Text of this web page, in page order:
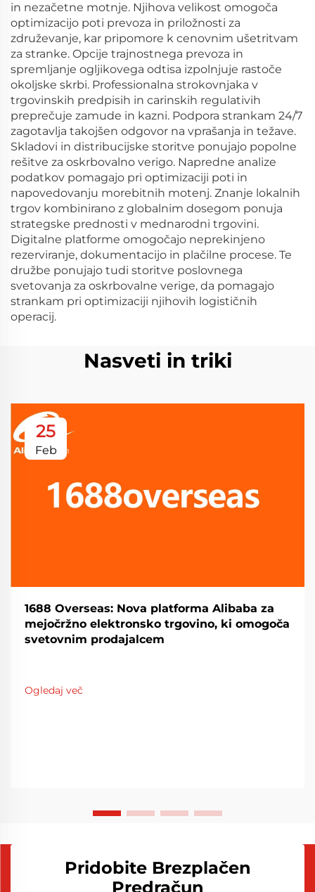
in nezačetne motnje. Njihova velikost omogoča
optimizacijo poti prevoza in priložnosti za
združevanje, kar pripomore k cenovnim ušetritvam
za stranke. Opcije trajnostnega prevoza in
spremljanje ogljikovega odtisa izpolnjuje rastoče
okoljske skrbi. Professionalna strokovnjaka v
trgovinskih predpisih in carinskih regulativih
preprečuje zamude in kazni. Podpora strankam 24/7
zagotavlja takojšen odgovor na vprašanja in težave.
Skladovi in distribucijske storitve ponujajo popolne
rešitve za oskrbovalno verigo. Napredne analize
podatkov pomagajo pri optimizaciji poti in
napovedovanju morebitnih motenj. Znanje lokalnih
trgov kombinirano z globalnim dosegom ponuja
strategske prednosti v mednarodni trgovini.
Digitalne platforme omogočajo neprekinjeno
rezerviranje, dokumentacijo in plačilne procese. Te
družbe ponujajo tudi storitve poslovnega
svetovanja za oskrbovalne verige, da pomagajo
strankam pri optimizaciji njihovih logističnih
operacij.
Nasveti in triki
25
Feb
1688 Overseas: Nova platforma Alibaba za
mejočržno elektronsko trgovino, ki omogoča
svetovnim prodajalcem
Ogledaj več
Pridobite Brezplačen
Predračun